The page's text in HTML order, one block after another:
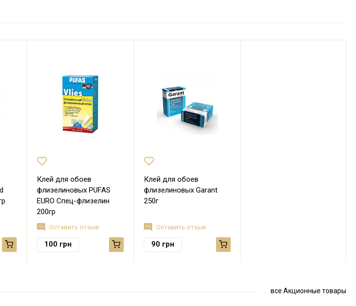
Клей для обоев
флизелиновых PUFAS
EURO Спец-флизелин
200гр
Оставить отзыв
100 грн
Клей для обоев
флизелиновых Garant
250г
Оставить отзыв
90 грн
все Акционные товары